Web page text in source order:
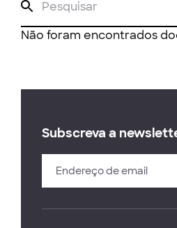
Não foram encontrados
Subscreva a